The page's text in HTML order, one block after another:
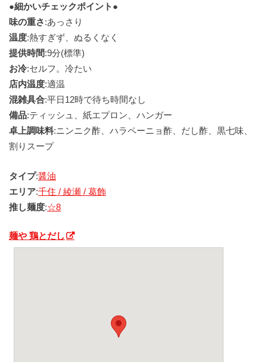
●細かいチェックポイント●
味の重さ:あっさり
温度:熱すぎず、ぬるくなく
提供時間:9分(標準)
お冷:セルフ。冷たい
店内温度:適温
混雑具合:平日12時で待ち時間なし
備品:ティッシュ、紙エプロン、ハンガー
卓上調味料:ニンニク酢、ハラペーニョ酢、だし酢、黒七味、
割りスープ
タイプ:醤油
エリア:千住 / 綾瀬 / 葛飾
推し麺度:☆8
麺や 鶏とだし